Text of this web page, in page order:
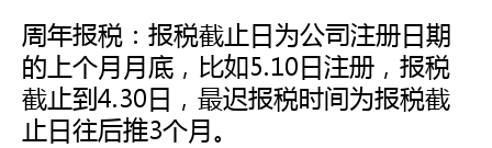
周年报税：报税截止日为公司注册日期
的上个月月底，比如5.10日注册，报税
截止到4.30日，最迟报税时间为报税截
止日往后推3个月。